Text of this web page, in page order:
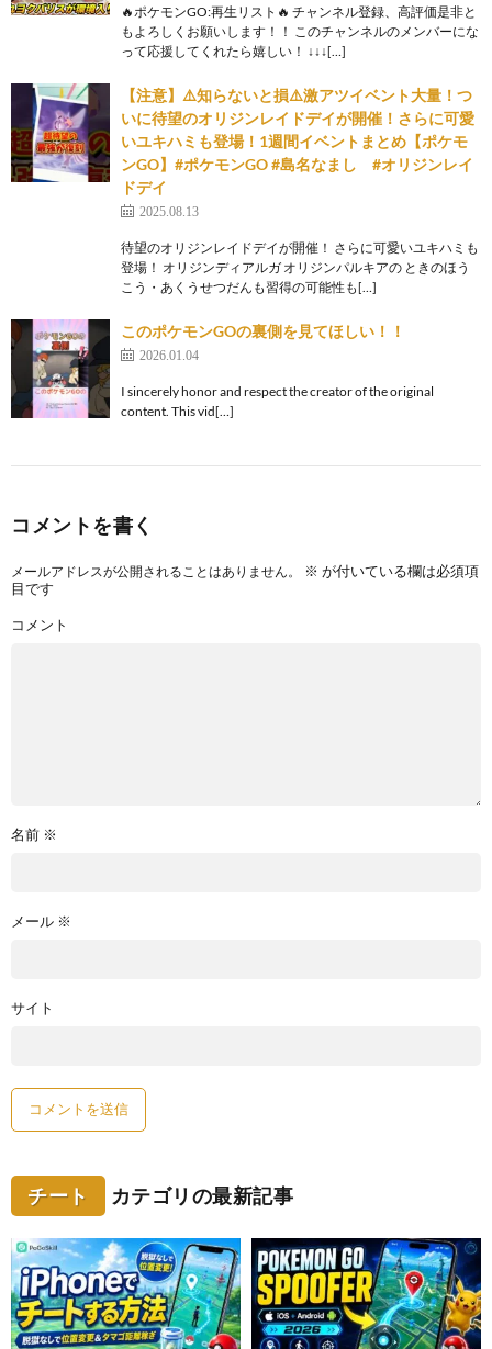
🔥ポケモンGO:再生リスト🔥 チャンネル登録、高評価是非と
もよろしくお願いします！！ このチャンネルのメンバーにな
って応援してくれたら嬉しい！ ↓↓↓[…]
【注意】⚠️知らないと損⚠️激アツイベント大量！つ
いに待望のオリジンレイドデイが開催！さらに可愛
いユキハミも登場！1週間イベントまとめ【ポケモ
ンGO】#ポケモンGO #島名なまし #オリジンレイ
ドデイ
2025.08.13
待望のオリジンレイドデイが開催！ さらに可愛いユキハミも
登場！ オリジンディアルガ オリジンパルキアの ときのほう
こう・あくうせつだんも習得の可能性も[…]
このポケモンGOの裏側を見てほしい！！
2026.01.04
I sincerely honor and respect the creator of the original
content. This vid[…]
コメントを書く
メールアドレスが公開されることはありません。 ※ が付いている欄は必須項
目です
コメント
名前 ※
メール ※
サイト
チート カテゴリの最新記事